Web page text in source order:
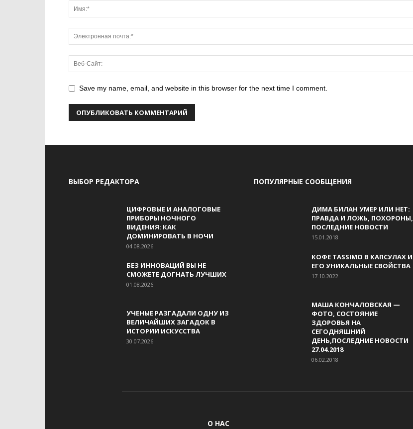
Save my name, email, and website in this browser for the next time I comment.
ВЫБОР РЕДАКТОРА
ЦИФРОВЫЕ И АНАЛОГОВЫЕ
ПРИБОРЫ НОЧНОГО
ВИДЕНИЯ: КАК
ДОМИНИРОВАТЬ В НОЧИ
04.08.2026
БЕЗ ИННОВАЦИЙ ВЫ НЕ
СМОЖЕТЕ ДОГНАТЬ ЛУЧШИХ
01.08.2026
УЧЕНЫЕ РАЗГАДАЛИ ОДНУ ИЗ
ВЕЛИЧАЙШИХ ЗАГАДОК В
ИСТОРИИ ИСКУССТВА
30.07.2026
ПОПУЛЯРНЫЕ СООБЩЕНИЯ
ДИМА БИЛАН УМЕР ИЛИ НЕТ:
ПРАВДА И ЛОЖЬ, ПОХОРОНЫ,
ПОСЛЕДНИЕ НОВОСТИ
15.01.2018
КОФЕ TASSIMO В КАПСУЛАХ И
ЕГО УНИКАЛЬНЫЕ СВОЙСТВА
17.10.2022
МАША КОНЧАЛОВСКАЯ —
ФОТО, СОСТОЯНИЕ
ЗДОРОВЬЯ НА
СЕГОДНЯШНИЙ
ДЕНЬ,ПОСЛЕДНИЕ НОВОСТИ
27.04.2018
06.02.2018
О НАС